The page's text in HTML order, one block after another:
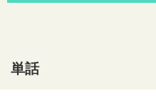
単話